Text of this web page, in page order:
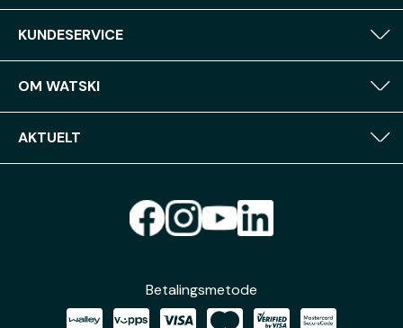
KUNDESERVICE
OM WATSKI
AKTUELT
Betalingsmetode